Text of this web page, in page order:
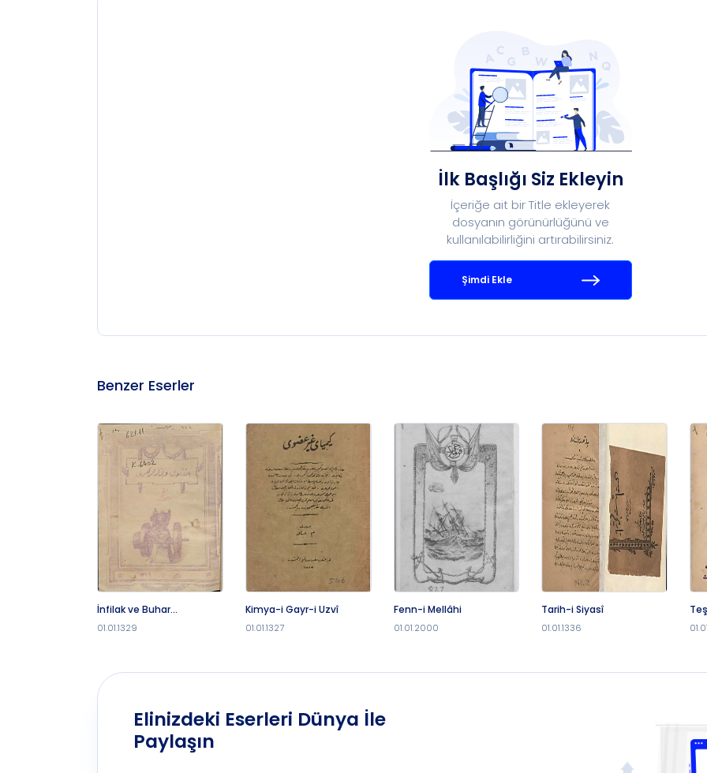
İlk Başlığı Siz Ekleyin
İçeriğe ait bir Title ekleyerek
dosyanın görünürlüğünü ve
kullanılabilirliğini artırabilirsiniz.
Şimdi Ekle
Benzer Eserler
İnfilak ve Buhar
01.01.1329
Kimya-i Gayr-i Uzvî
01.01.1327
Fenn-i Mellâhi
01.01.2000
Tarih-i Siyasî
01.01.1336
Elinizdeki Eserleri Dünya İle
Paylaşın